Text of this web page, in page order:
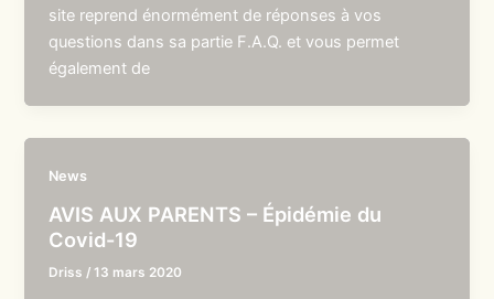
site reprend énormément de réponses à vos
questions dans sa partie F.A.Q. et vous permet
également de
News
AVIS AUX PARENTS – Épidémie du
Covid-19
Driss /13 mars 2020